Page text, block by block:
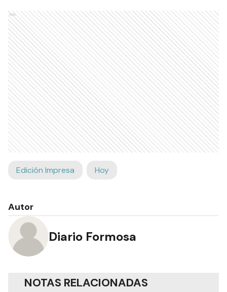
Ads
Edición Impresa Hoy
Autor
Diario Formosa
NOTAS RELACIONADAS